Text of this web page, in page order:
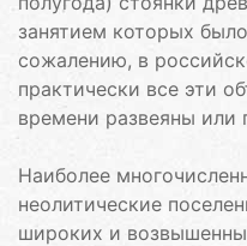
занятием которых
сожалению, в
практически все эти
времени развеяны
Наиболее
неолитические
широких и